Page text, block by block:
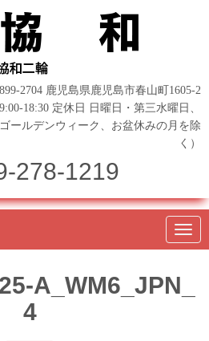
2704 鹿児島県鹿児島市春山町1605-2
18:30 定休日 日曜日・第三水曜日、
ールデンウィーク、お盆休みの月を除
く）
278-1219
N
a
a
A_WM6_JPN_
4